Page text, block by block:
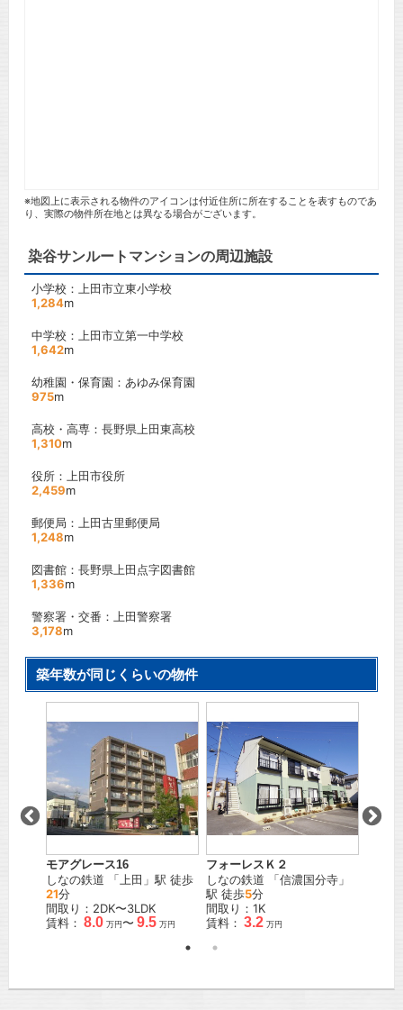
※地図上に表示される物件のアイコンは付近住所に所在することを表すものであ
り、実際の物件所在地とは異なる場合がございます。
染谷サンルートマンションの周辺施設
小学校：上田市立東小学校
1,284m
中学校：上田市立第一中学校
1,642m
幼稚園・保育園：あゆみ保育園
975m
高校・高専：長野県上田東高校
1,310m
役所：上田市役所
2,459m
郵便局：上田古里郵便局
1,248m
図書館：長野県上田点字図書館
1,336m
警察署・交番：上田警察署
3,178m
築年数が同じくらいの物件
モアグレース16
しなの鉄道 「 上田 」駅 徒歩
21分
間取り：2DK〜3LDK
賃料： 8.0 万円〜 9.5 万円
フォーレスＫ２
しなの鉄道 「信濃国分寺 」
駅 徒歩5分
間取り：1K
賃料： 3.2 万円